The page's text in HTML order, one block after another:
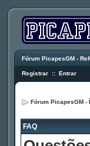
Fórum PicapesGM -
Registrar :: Entrar
Fórum PicapesGM -
FAQ